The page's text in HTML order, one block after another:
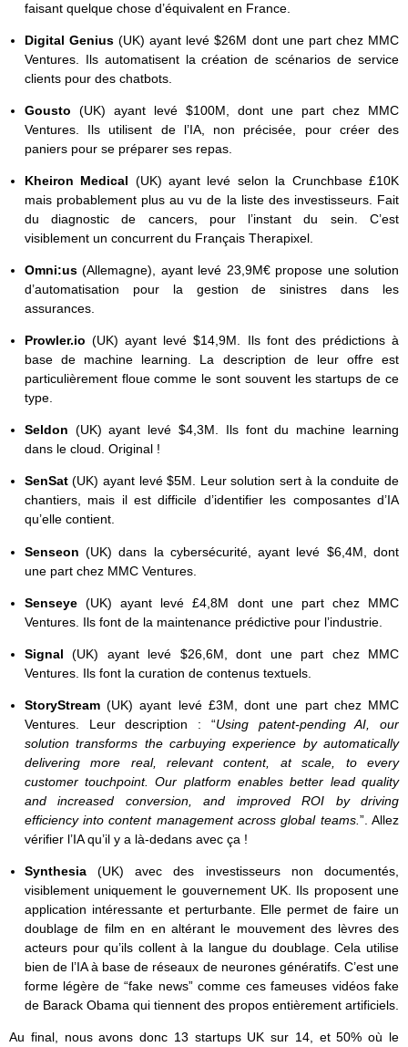
faisant quelque chose d’équivalent en France.
Digital Genius(UK) ayant levé $26M dont une part chez MMC
Ventures. Ils automatisent la création de scénarios de service
clients pour des chatbots.
Gousto (UK) ayant levé $100M, dont une part chez MMC
Ventures. Ils utilisent de l’IA, non précisée, pour créer des
paniers pour se préparer ses repas.
Kheiron Medical (UK) ayant levé selon la Crunchbase £10K
mais probablement plus au vu de la liste des investisseurs. Fait
du diagnostic de cancers, pour l’instant du sein. C’est
visiblement un concurrent du Français Therapixel.
Omni:us(Allemagne), ayant levé 23,9M€ propose une solution
d’automatisation pour la gestion de sinistres dans les
assurances.
Prowler.io (UK) ayant levé $14,9M. Ils font des prédictions à
base de machine learning. La description de leur offre est
particulièrement floue comme le sont souvent les startups de ce
type.
Seldon (UK) ayant levé $4,3M. Ils font du machine learning
dans le cloud. Original !
SenSat(UK) ayant levé $5M. Leur solution sert à la conduite de
chantiers, mais il est difficile d’identifier les composantes d’IA
qu’elle contient.
Senseon(UK) dans la cybersécurité, ayant levé $6,4M, dont
une part chez MMC Ventures.
Senseye(UK) ayant levé £4,8M dont une part chez MMC
Ventures. Ils font de la maintenance prédictive pour l’industrie.
Signal(UK) ayant levé $26,6M, dont une part chez MMC
Ventures. Ils font la curation de contenus textuels.
StoryStream(UK) ayant levé £3M, dont une part chez MMC
Ventures. Leur description : “Using patent-pending AI, our
solution transforms the carbuying experience by automatically
delivering more real, relevant content, at scale, to every
customer touchpoint. Our platform enables better lead quality
and increased conversion, and improved ROI by driving
efficiency into content management across global teams. ”. Allez
vérifier l’IA qu’il y a là-dedans avec ça !
Synthesia(UK) avec des investisseurs non documentés,
visiblement uniquement le gouvernement UK. Ils proposent une
application intéressante et perturbante. Elle permet de faire un
doublage de film en en altérant le mouvement des lèvres des
acteurs pour qu’ils collent à la langue du doublage. Cela utilise
bien de l’IA à base de réseaux de neurones génératifs. C’est une
forme légère de “fake news” comme ces fameuses vidéos fake
de Barack Obama qui tiennent des propos entièrement artificiels.
Au final, nous avons donc 13 startups UK sur 14, et 50% où le